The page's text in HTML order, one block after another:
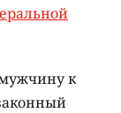
к